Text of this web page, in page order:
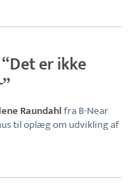
er ikke
Raundahlfra B-Near
til oplæg om udvikling af